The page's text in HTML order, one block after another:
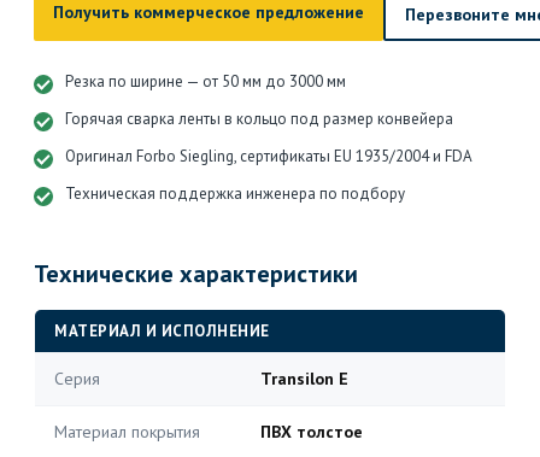
Получить коммерческое предложение Перезвоните
Резка по ширине — от 50 мм до 3000 мм
Горячая сварка ленты в кольцо под размер конвейера
Оригинал Forbo Siegling, сертификаты EU 1935/2004 и FDA
Техническая поддержка инженера по подбору
Технические характеристики
МАТЕРИАЛ И ИСПОЛНЕНИЕ
Серия Transilon E
Материал покрытия ПВХ толстое